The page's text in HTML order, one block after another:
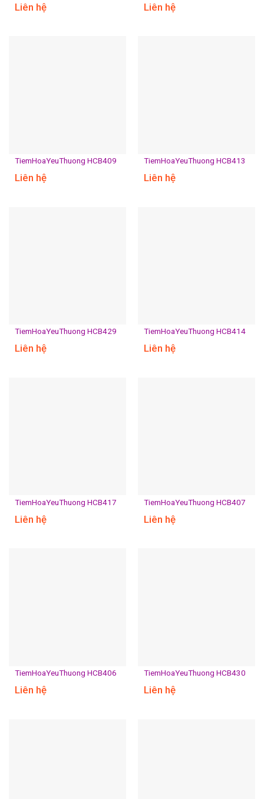
Liên hệ Liên hệ
TiemHoaYeuThuong HCB409
Liên hệ
TiemHoaYeuThuong HCB413
Liên hệ
TiemHoaYeuThuong HCB429
Liên hệ
TiemHoaYeuThuong HCB414
Liên hệ
TiemHoaYeuThuong HCB417
Liên hệ
TiemHoaYeuThuong HCB407
Liên hệ
TiemHoaYeuThuong HCB406
Liên hệ
TiemHoaYeuThuong HCB430
Liên hệ